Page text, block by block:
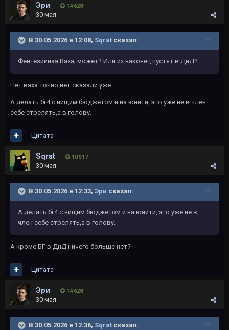
Эри 14 628
30 мая
В 30.05.2026 в 12:08, Sqrat сказал:
Фентезийная Ваха, может? Или их наконец пустят в ДнД?
Нет ваха точно нет сказали уже
А делать бг4 с нищим бюджетом и на юнити, это уже не в член
себе стрелять,а в голову.
Цитата
Sqrat 10 517
30 мая
В 30.05.2026 в 12:33, Эри сказал:
А делать бг4 с нищим бюджетом и на юнити, это уже не в
член себе стрелять,а в голову.
А кроме БГ в ДнД ничего больше нет?
Цитата
Эри 14 628
30 мая
В 30.05.2026 в 12:36, Sqrat сказал: